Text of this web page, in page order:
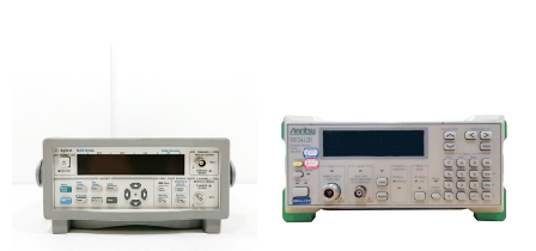
3ヶ月 80％（割引率20％）
4ヶ月 75％（割引率25％）